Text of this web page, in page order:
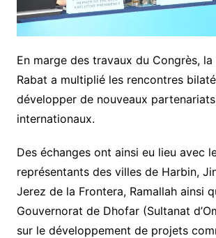
En marge des travaux du Congrès,
Rabat a multiplié les rencontres
développer de nouveaux partenariats
internationaux.
Des échanges ont ainsi eu lieu avec
représentants des villes de Harbin,
Jerez de la Frontera, Ramallah ainsi
Gouvernorat de Dhofar (Sultanat
sur le développement de projets